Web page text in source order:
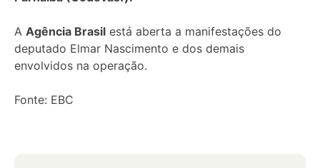
A Agência Brasil está aberta a manifestações do
deputado Elmar Nascimento e dos demais
envolvidos na operação.
Fonte: EBC